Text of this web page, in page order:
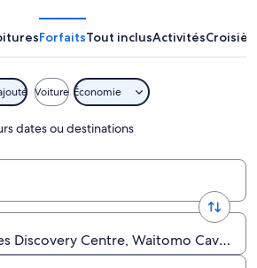
ForfaitsTout inclusActivités
Voiture Économie
dates ou destinations
Discovery Centre, Waitomo Caves,